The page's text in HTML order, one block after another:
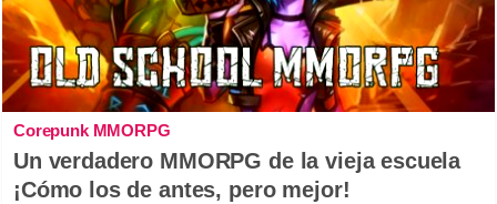
Corepunk MMORPG
Un verdadero MMORPG de la vieja escuela
¡Cómo los de antes, pero mejor!